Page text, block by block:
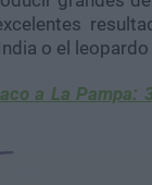
o el leopardo
a La Pampa: